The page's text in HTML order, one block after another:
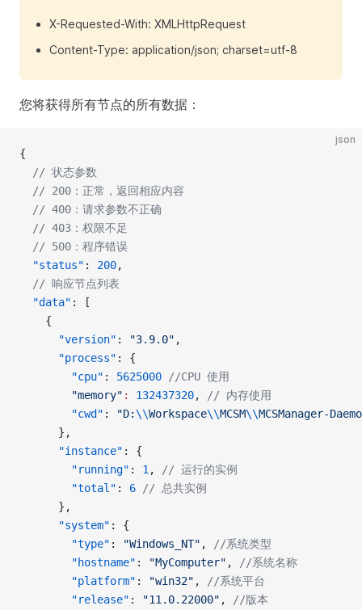
X-Requested-With: XMLHttpRequest
Content-Type: application/json; charset=utf-8
您将获得所有节点的所有数据：
json
{
  // 状态参数
  // 200：正常，返回相应内容
  // 400：请求参数不正确
  // 403：权限不足
  // 500：程序错误
  "status"
: 200,
  // 响应节点列表
  "data"
: [
    {
      "version"
: "3.9.0" ,
      "process"
: {
        "cpu"
: 5625000 //CPU 使用
        "memory"
: 132437320,
// 内存使用
        "cwd"
: "D:\\Workspace\\MCSM\\MCSManager-
      },
      "instance"
: {
        "running"
: 1 ,
// 运行的实例
        "total"
: 6 // 总共实例
      },
      "system"
: {
        "type"
: "Windows_NT" ,
//系统类型
        "hostname"
: "MyComputer" ,
//系统名称
        "platform"
: "win32" ,
//系统平台
        "release"
: "11.0.22000" ,
//版本